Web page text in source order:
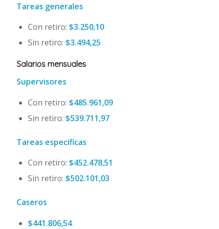
Tareas generales
Con retiro: $3.250,10
Sin retiro: $3.494,25
Salarios mensuales
Supervisores
Con retiro: $485.961,09
Sin retiro: $539.711,97
Tareas específicas
Con retiro: $452.478,51
Sin retiro: $502.101,03
Caseros
$441.806,54